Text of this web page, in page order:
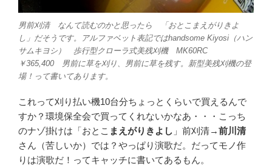
男前刈清 なんて読むのかと思ったら 「おとこまえがりきよ
し」だそうです。アルファベット表記ではhandsome Kiyosi（ハン
サムキヨシ） 歩行型クローラ式美残刈機 MK60RC
￥365,400 男前に草を刈り、男前に草を残す。新型美残刈機の登
場！って書いてあります。
これって刈り払い機10台分ちょっとくらいで買えるんで
すか？環境保全会で買ってくれないかなあ・・・こっち
のナゾ掛けは「おとこ まえがりきよし 」前刈清→前川清
さん（苦しいか）では？やっぱり演歌だ。だってモノ作
りは演歌だ！ってキャッチに書いてあるもん。